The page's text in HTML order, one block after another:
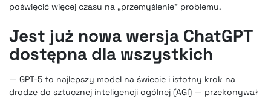
poświęcić więcej czasu na „przemyślenie” problemu.
Jest już nowa wersja ChatGPT
dostępna dla wszystkich
— GPT-5 to najlepszy model na świecie i istotny krok na
drodze do sztucznej inteligencji ogólnej (AGI) — przekonywał